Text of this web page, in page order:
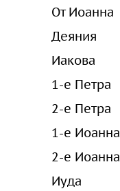
От Иоанна
Деяния
Иакова
1-е Петра
2-е Петра
1-е Иоанна
2-е Иоанна
Иуда